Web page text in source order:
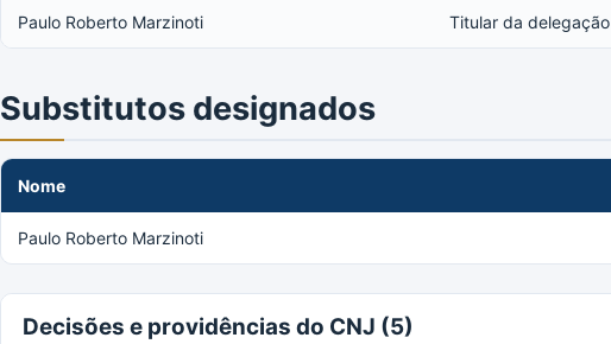
Paulo Roberto Marzinoti Titular da delegação
Substitutos designados
Nome
Paulo Roberto Marzinoti
Decisões e providências do CNJ (5)